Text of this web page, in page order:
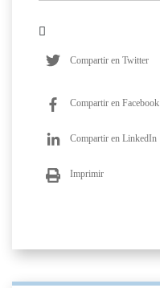
Compartir en Twitter
Compartir en Facebook
Compartir en LinkedIn
Imprimir